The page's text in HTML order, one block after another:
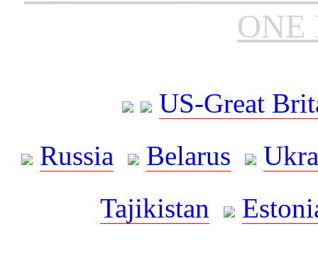
ONE
US-Great
Russia
Belarus
Tajikistan